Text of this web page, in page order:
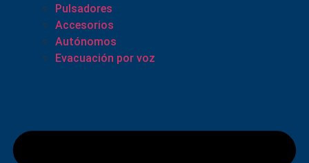
Pulsadores
Accesorios
Autónomos
Evacuación por voz